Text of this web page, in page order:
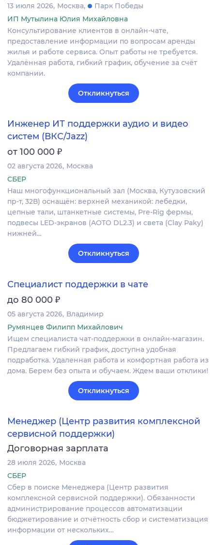
13 июля 2026 Москва
Парк Победы
ИП Мутылина Юлия Михайловна
Консультирование клиентов в онлайн-чате,
предоставление информации по вопросам аренды
жилья и работе сервиса. Опыт работы не требуется.
Удалённая работа, гибкий график, обучение за счёт
компании.
Откликнуться
Инженер ИТ поддержки аудио и видео
систем (ВКС/Jazz)
от 100 000 ₽
02 августа 2026 Москва
СБЕР
Наш многофункциональный зал (Москва, Кутузовский
пр-т, 32В) оснащён: верхней механикой: лебедки,
цепные тали, штанкетные системы, Pre-Rig фермы,
подвесы LED-экранов (AOTO DL2.3) и света (Clay Paky)
нижней…
Откликнуться
Специалист поддержки в чате
до 80 000 ₽
05 августа 2026 Владимир
Румянцев Филипп Михайлович
Ищем специалиста чат-поддержки в онлайн-магазин.
Предлагаем гибкий график, доступна удобная
подработка. Удаленная работа и комфортная работа из
дома. Берем без опыта и обучаем. Ждем ваши отклики!
Откликнуться
Менеджер (Центр развития комплексной
сервисной поддержки)
Договорная зарплата
28 июля 2026 Москва
СБЕР
Сбер в поиске Менеджера (Центр развития
комплексной сервисной поддержки). Обязанности
администрирование процессов автоматизации
бюджетирование и отчётность сбор и систематизация
информации от нескольких…